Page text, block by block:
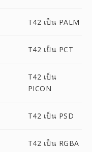
T42 เป็น PALM
T42 เป็น PCT
T42 เป็น
PICON
T42 เป็น PSD
T42 เป็น RGBA